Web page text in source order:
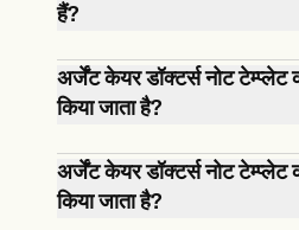
हैं?
केयरपैट्रॉन में एक रेडी-मेड अर्जेंट
नोट टेम्प्लेट है जिसे आप हमारे
करके मुफ्त में एक्सेस कर सकते हैं।
अर्जेंट केयर डॉक्टर्स नोट टेम्प्लेट
किया जाता है?
जब कोई व्यक्ति किसी चिकित्सा
कारण तत्काल देखभाल चिकित्सक
उन्हें कर्मचारी की अनुपस्थिति,
अर्जेंट केयर डॉक्टर्स नोट
किया जाता है?